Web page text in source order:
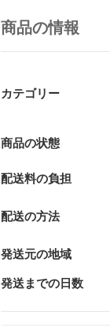
商品の情報
カテゴリー
商品の状態
配送料の負担
配送の方法
発送元の地域
発送までの日数